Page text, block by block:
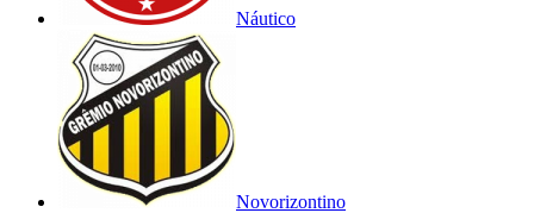
Náutico
Novorizontino